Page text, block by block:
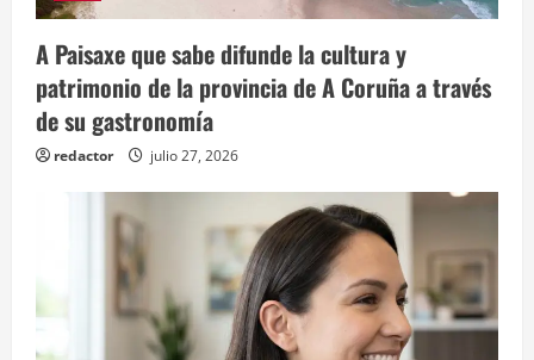
A Paisaxe que sabe difunde la cultura y
patrimonio de la provincia de A Coruña a través
de su gastronomía
redactor julio 27, 2026